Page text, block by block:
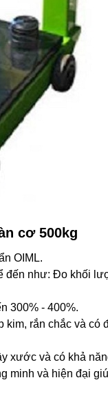
cơ 500kg
OIML.
đến như: Đo khối
300% - 400%.
rắn chắc và có
xước và có khả
minh và hiện đại